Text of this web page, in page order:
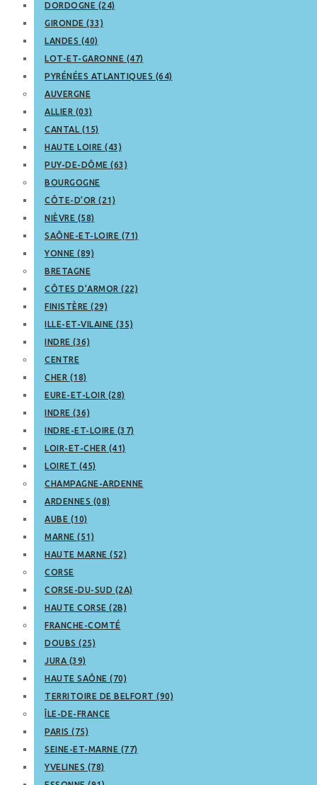
DORDOGNE (24)
GIRONDE (33)
LANDES (40)
LOT-ET-GARONNE (47)
PYRÉNÉES ATLANTIQUES (64)
AUVERGNE
ALLIER (03)
CANTAL (15)
HAUTE LOIRE (43)
PUY-DE-DÔME (63)
BOURGOGNE
CÔTE-D’OR (21)
NIÈVRE (58)
SAÔNE-ET-LOIRE (71)
YONNE (89)
BRETAGNE
CÔTES D’ARMOR (22)
FINISTÈRE (29)
ILLE-ET-VILAINE (35)
INDRE (36)
CENTRE
CHER (18)
EURE-ET-LOIR (28)
INDRE (36)
INDRE-ET-LOIRE (37)
LOIR-ET-CHER (41)
LOIRET (45)
CHAMPAGNE-ARDENNE
ARDENNES (08)
AUBE (10)
MARNE (51)
HAUTE MARNE (52)
CORSE
CORSE-DU-SUD (2A)
HAUTE CORSE (2B)
FRANCHE-COMTÉ
DOUBS (25)
JURA (39)
HAUTE SAÔNE (70)
TERRITOIRE DE BELFORT (90)
ÎLE-DE-FRANCE
PARIS (75)
SEINE-ET-MARNE (77)
YVELINES (78)